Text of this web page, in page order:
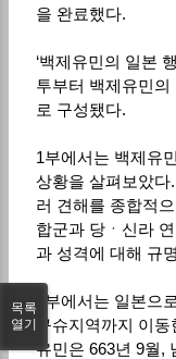
을 완료했다.
‘백제유민의 일본
투부터 백제유민
로 구성됐다.
1부에서는 백제유
상황을 살펴보았다
러 견해를 종합적
합군과 당ㆍ신라
과 성격에 대해 규
2부에서는 일본으
규슈지역까지 이동
유민은 663년 9월,
목록
열기